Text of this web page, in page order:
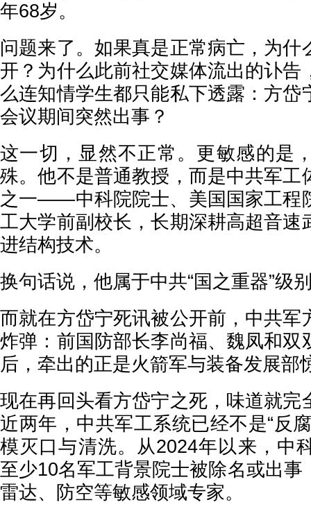
年68岁。
问题来了。如果真是正常病亡，为什
开？为什么此前社交媒体流出的讣告
么连知情学生都只能私下透露：方岱
会议期间突然出事？
这一切，显然不正常。更敏感的是
殊。他不是普通教授，而是中共军工
之一——中科院院士、美国国家工程
工大学前副校长，长期深耕高超音速
进结构技术。
换句话说，他属于中共“国之重器”级
而就在方岱宁死讯被公开前，中共军
炸弹：前国防部长李尚福、魏凤和双
后，牵出的正是火箭军与装备发展部
现在再回头看方岱宁之死，味道就完
近两年，中共军工系统已经不是“反
模灭口与清洗。从2024年以来，中
至少10名军工背景院士被除名或出事
雷达、防空等敏感领域专家。